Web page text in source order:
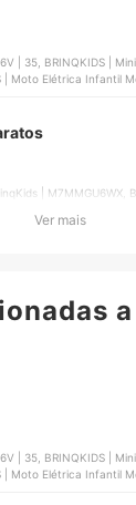
| Mini Moto
| Moto Elétrica Infantil
|
Elétrico Infantil Nitro
Ver mais
| Mini Moto
| Moto Elétrica Infantil